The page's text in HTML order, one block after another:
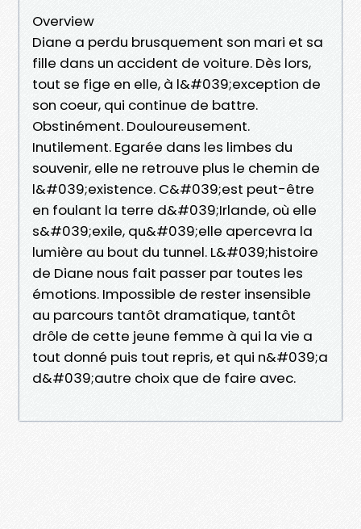
Overview
Diane a perdu brusquement son mari et sa
fille dans un accident de voiture. Dès lors,
tout se fige en elle, à l&#039;exception de
son coeur, qui continue de battre.
Obstinément. Douloureusement.
Inutilement. Egarée dans les limbes du
souvenir, elle ne retrouve plus le chemin de
l&#039;existence. C&#039;est peut-être
en foulant la terre d&#039;Irlande, où elle
s&#039;exile, qu&#039;elle apercevra la
lumière au bout du tunnel. L&#039;histoire
de Diane nous fait passer par toutes les
émotions. Impossible de rester insensible
au parcours tantôt dramatique, tantôt
drôle de cette jeune femme à qui la vie a
tout donné puis tout repris, et qui n&#039;a
d&#039;autre choix que de faire avec.